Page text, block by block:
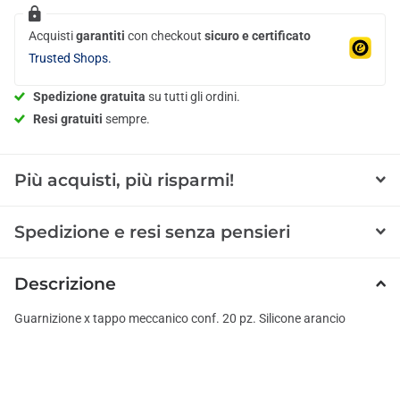
Acquistigarantiti con checkout sicuro e certificato
Trusted Shops.
Spedizione gratuita su tutti gli ordini.
Resi gratuiti sempre.
Più acquisti, più risparmi!
Spedizione e resi senza pensieri
Descrizione
Guarnizione x tappo meccanico conf. 20 pz. Silicone arancio